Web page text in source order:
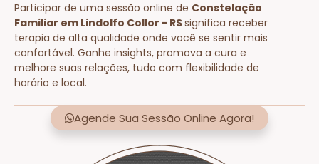
Participar de uma sessão online de Constelação
Familiar em Lindolfo Collor - RSsignifica receber
terapia de alta qualidade onde você se sentir mais
confortável. Ganhe insights, promova a cura e
melhore suas relações, tudo com flexibilidade de
horário e local.
Agende Sua Sessão Online Agora!